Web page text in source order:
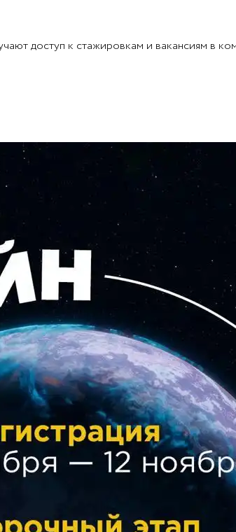
доступ к стажировкам и вакансиям в